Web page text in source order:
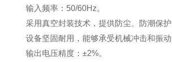
输入频率： 50/60Hz。
采用真空封装技术，提供防尘、防潮保
设备坚固耐用，能够承受机械冲击和振动
输出电压精度： ±2%。